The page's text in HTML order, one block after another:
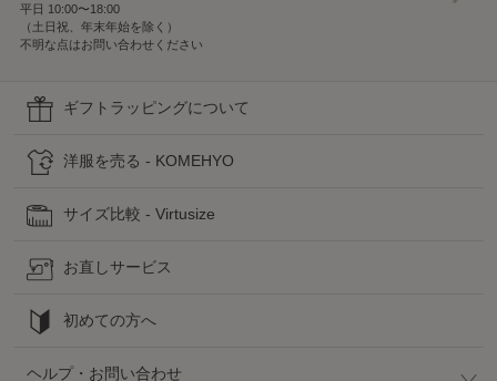
平日 10:00〜18:00
（土日祝、年末年始を除く）
不明な点はお問い合わせください
ギフトラッピングについて
洋服を売る - KOMEHYO
サイズ比較 - Virtusize
お直しサービス
初めての方へ
ヘルプ・お問い合わせ